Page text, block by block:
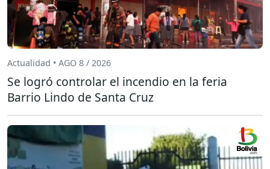
Actualidad • AGO 8 / 2026
Se logró controlar el incendio en la feria
Barrio Lindo de Santa Cruz